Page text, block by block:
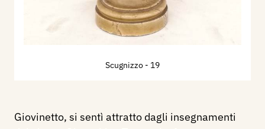
Scugnizzo - 19
Giovinetto, si sentì attratto dagli insegnamenti